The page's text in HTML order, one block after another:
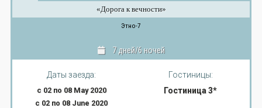
«Дорога к вечности»
Этно-7
7 дней/6 ночей
Даты заезда:
с 02 по 08 May 2020
с 02 по 08 June 2020
Гостиницы:
Гостиница 3*